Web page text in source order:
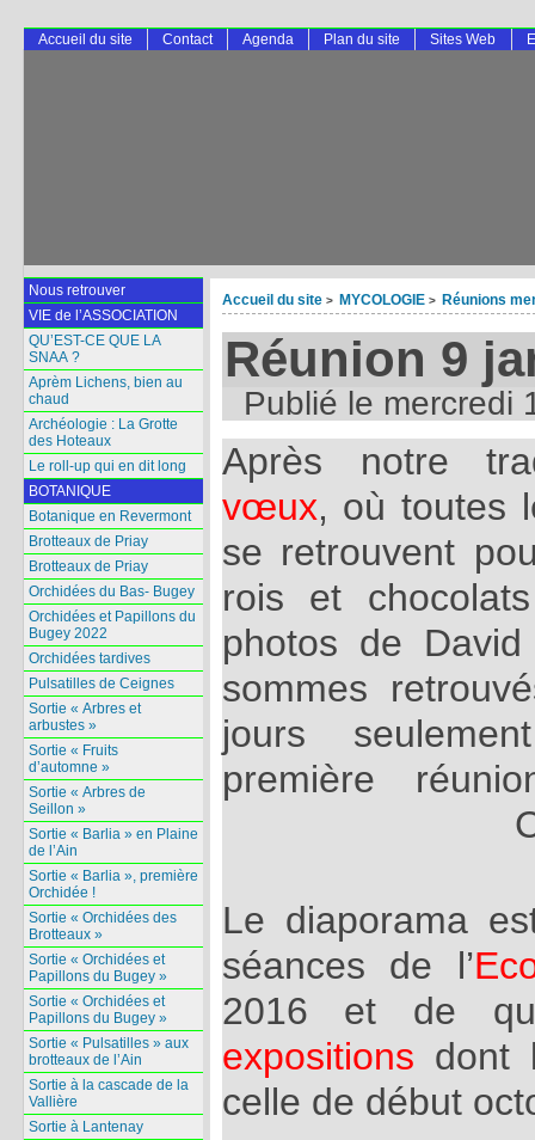
Accueil du site > MYCOLOGIE > Réunions
Réunion 9
Publié le mercredi
Après notre
vœux, où toutes
se retrouvent
rois et
photos de
sommes
jours
première
Le diaporama
séances de l’
2016 et de
expositions dont
celle de début
Accueil du site Contact Agenda Plan du site Sites Web
Nous retrouver
VIE de l’ASSOCIATION
QU’EST-CE QUE LA
SNAA ?
Aprèm Lichens, bien au
chaud
Archéologie : La Grotte
des Hoteaux
Le roll-up qui en dit long
BOTANIQUE
Botanique en Revermont
Brotteaux de Priay
Brotteaux de Priay
Orchidées du Bas- Bugey
Orchidées et Papillons du
Bugey 2022
Orchidées tardives
Pulsatilles de Ceignes
Sortie « Arbres et
arbustes »
Sortie « Fruits
d’automne »
Sortie « Arbres de
Seillon »
Sortie « Barlia » en Plaine
de l’Ain
Sortie « Barlia », première
Orchidée !
Sortie « Orchidées des
Brotteaux »
Sortie « Orchidées et
Papillons du Bugey »
Sortie « Orchidées et
Papillons du Bugey »
Sortie « Pulsatilles » aux
brotteaux de l’Ain
Sortie à la cascade de la
Vallière
Sortie à Lantenay